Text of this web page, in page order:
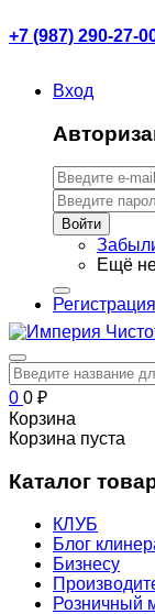
+7 (987) 290-27-
Вход
Войти
Ещё
Регистрация
0 0 ₽
Корзина
Корзина пуста
Каталог
КЛУБ
Блог
Бизнесу
Розничный